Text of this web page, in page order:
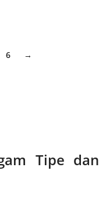
6 →
Tipe dan